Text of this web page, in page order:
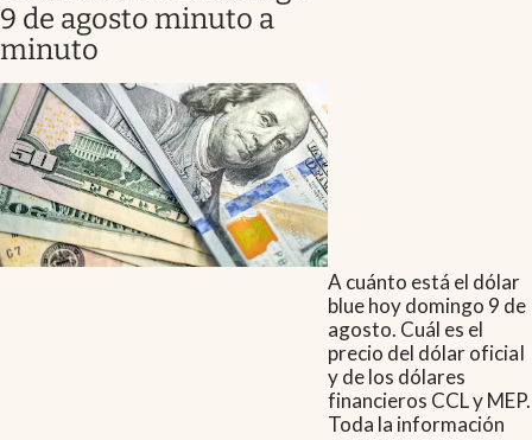
9 de agosto minuto a
minuto
A cuánto está el dólar
blue hoy domingo 9 de
agosto. Cuál es el
precio del dólar oficial
y de los dólares
financieros CCL y MEP.
Toda la información